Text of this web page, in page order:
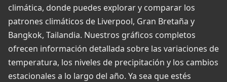
climática, donde puedes explorar y comparar los
patrones climáticos de Liverpool, Gran Bretaña y
Bangkok, Tailandia. Nuestros gráficos completos
ofrecen información detallada sobre las variaciones de
temperatura, los niveles de precipitación y los cambios
estacionales a lo largo del año. Ya sea que estés